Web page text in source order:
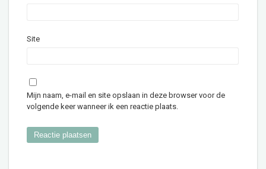
Site
Mijn naam, e-mail en site opslaan in deze browser voor de
volgende keer wanneer ik een reactie plaats.